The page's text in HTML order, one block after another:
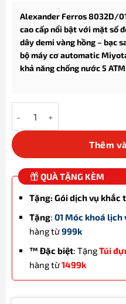
Alexander Ferros 8032D/
cao cấp nổi bật với mặt số
dây demi vàng hồng – bạc
bộ máy cơ automatic
khả năng chống nước 5
Thêm
QUÀ TẶNG KÈM
Tặng: Gói dịch vụ khắc
Tặng:01 Móc khoá lịch
hàng từ999k
™ Đặc biệt: TặngTúi
hàng từ1499k